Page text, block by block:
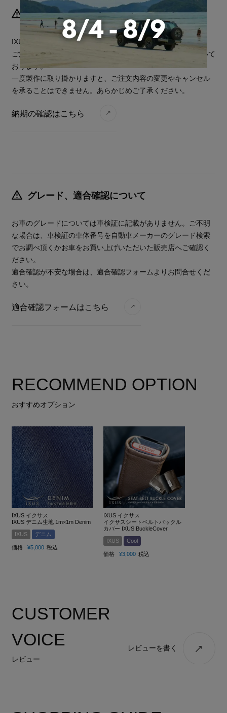
納期について
IXUSのシリーズは基本的に受注生産で製作しております。
ご注文をいただいてから、お届けまで6～10週間の期間を頂いて
おります。
一度製作に取り掛かりますと、ご注文内容の変更やキャンセル
を承ることはできません。あらかじめご了承ください。
納期の確認はこちら
グレード、適合確認について
お車のグレードについては車検証に記載がありません。ご不明
な場合は、車検証の車体番号を自動車メーカーのグレード検索
でお調べ頂くかお車をお買い上げいただいた販売店へご確認く
ださい。
適合確認が不安な場合は、適合確認フォームよりお問合せくだ
さい。
適合確認フォームはこちら
RECOMMEND OPTION
おすすめオプション
IXUS イクサス
IXUS デニム生地 1m×1m Denim
IXUS
デニム
価格 ¥5,000 税込
IXUS イクサス
イクサスシートベルトバックル
カバー IXUS BuckleCover
IXUS
Cool
価格 ¥3,000 税込
CUSTOMER
VOICE
レビュー
レビューを書く